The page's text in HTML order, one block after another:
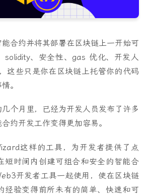
合约并将其部署在区块链上一开始可
solidity、安全性、gas 优化、开发人
这些只是你在区块链上托管你的代码
。
个月里，已经为开发人员发布了许多
约开发工作变得更加容易。
这样的工具，为开发者提供了点
短时间内创建可组合和安全的智能合
开发者工具一起使用，使在区块链
经验变得前所未有的简单、快速和可